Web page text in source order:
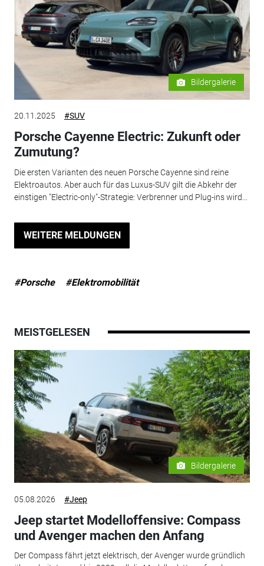
Bildergalerie
20.11.2025 #SUV
Porsche Cayenne Electric: Zukunft oder
Zumutung?
Die ersten Varianten des neuen Porsche Cayenne sind reine
Elektroautos. Aber auch für das Luxus-SUV gilt die Abkehr der
einstigen "Electric-only"-Strategie: Verbrenner und Plug-ins wird...
WEITERE MELDUNGEN
#Porsche #Elektromobilität
MEISTGELESEN
Bildergalerie
05.08.2026 #Jeep
Jeep startet Modelloffensive: Compass
und Avenger machen den Anfang
Der Compass fährt jetzt elektrisch, der Avenger wurde gründlich